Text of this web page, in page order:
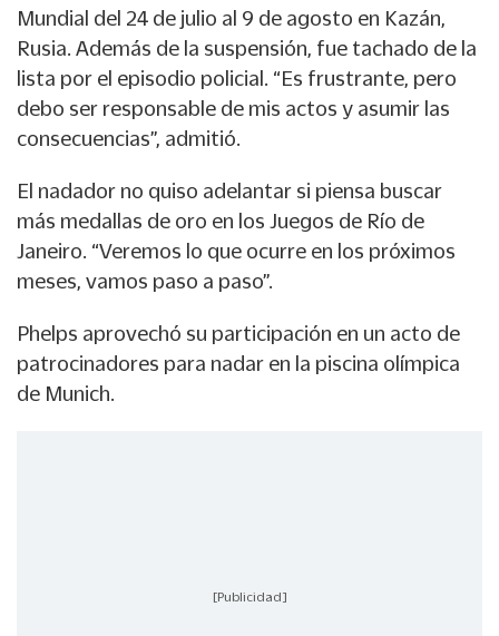
Mundial del 24 de julio al 9 de agosto en Kazán,
Rusia. Además de la suspensión, fue tachado de la
lista por el episodio policial. “Es frustrante, pero
debo ser responsable de mis actos y asumir las
consecuencias”, admitió.
El nadador no quiso adelantar si piensa buscar
más medallas de oro en los Juegos de Río de
Janeiro. “Veremos lo que ocurre en los próximos
meses, vamos paso a paso”.
Phelps aprovechó su participación en un acto de
patrocinadores para nadar en la piscina olímpica
de Munich.
[Publicidad]